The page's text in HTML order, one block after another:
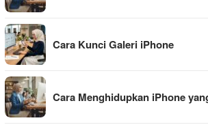
Cara Kunci Galeri iPhone
Cara Menghidupkan iPhone